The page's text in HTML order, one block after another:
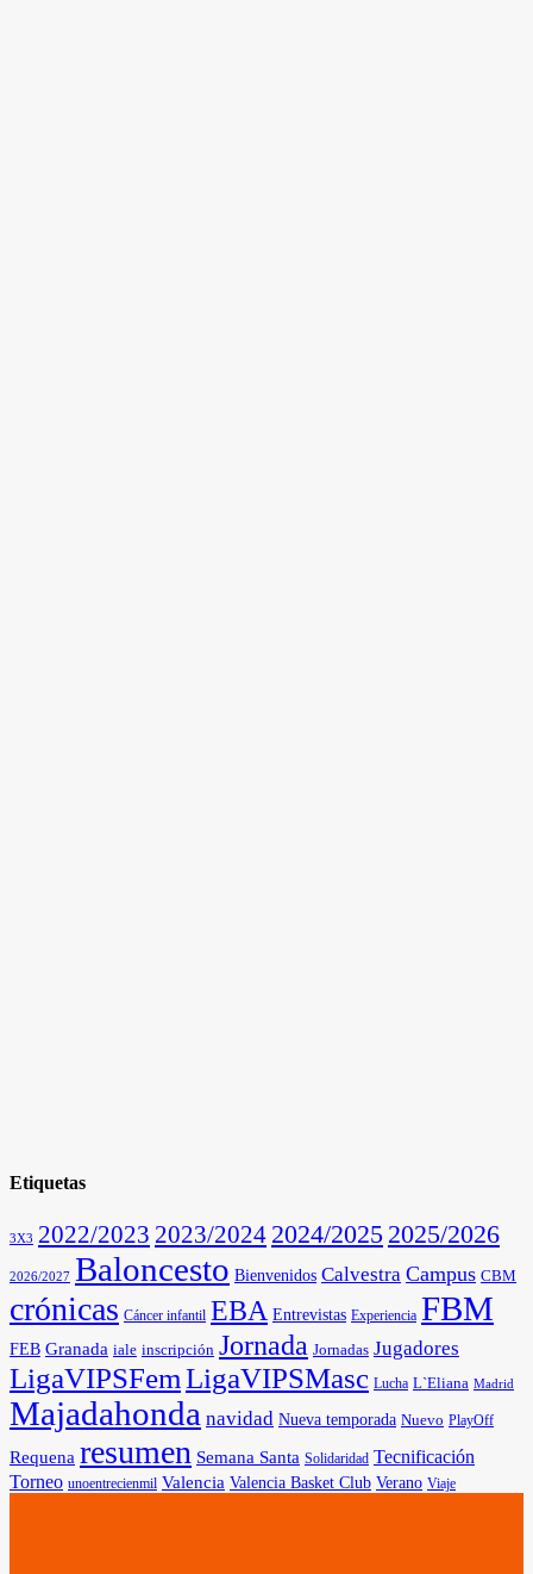
Etiquetas
3X3 2022/2023 2023/2024 2024/2025 2025/2026
2026/2027 Baloncesto Bienvenidos Calvestra Campus CBM
crónicas Cáncer infantil EBA Entrevistas Experiencia FBM
FEB Granada iale inscripción Jornada Jornadas Jugadores
LigaVIPSFemLigaVIPSMasc Lucha L`Eliana Madrid
Majadahonda navidad Nueva temporada Nuevo PlayOff
Requena resumen Semana Santa Solidaridad Tecnificación
Torneo unoentrecienmil Valencia Valencia Basket Club Verano Viaje